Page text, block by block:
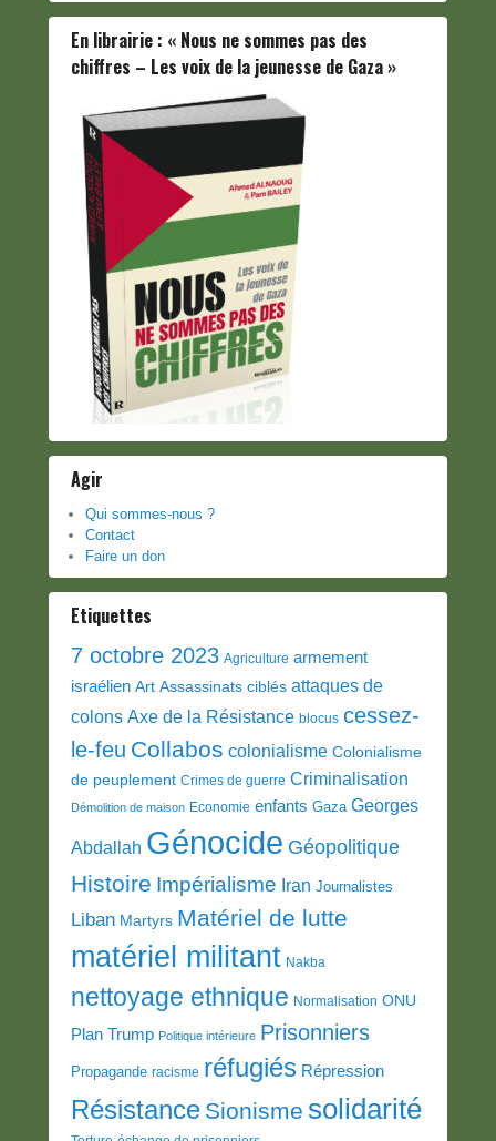
En librairie : « Nous ne sommes pas des
chiffres – Les voix de la jeunesse de Gaza »
Agir
Qui sommes-nous ?
Contact
Faire un don
Etiquettes
7 octobre 2023 Agriculture armement
israélien Art Assassinats ciblés attaques de
colons Axe de la Résistance blocus cessez-
le-feu Collabos colonialisme Colonialisme
de peuplement Crimes de guerre Criminalisation
Démolition de maison Economie enfants Gaza Georges
Abdallah Génocide Géopolitique
Histoire Impérialisme Iran Journalistes
Liban Martyrs Matériel de lutte
matériel militant Nakba
nettoyage ethnique Normalisation ONU
Plan Trump Politique intérieure Prisonniers
Propagande racisme réfugiés Répression
Résistance Sionisme solidarité